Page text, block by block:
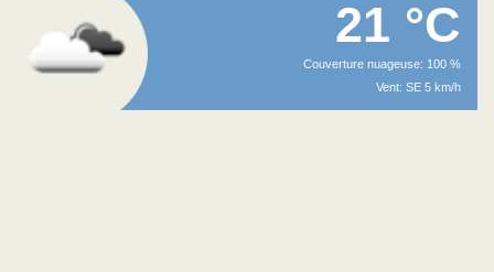
21 °C
Couverture nuageuse: 100 %
Vent: SE 5 km/h